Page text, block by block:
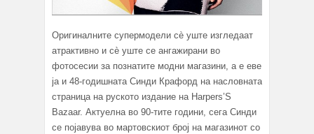
Оригиналните супермодели сè уште изгледаат
атрактивно и сè уште се ангажирани во
фотосесии за познатите модни магазини, а е еве
ја и 48-годишната Синди Крафорд на насловната
страница на руското издание на Harpers’S
Bazaar. Актуелна во 90-тите години, сега Синди
се појавува во мартовскиот број на магазинот со